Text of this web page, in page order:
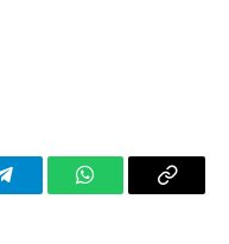
TelegramWhatsAppCopy